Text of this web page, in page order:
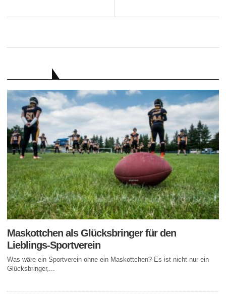
Maskottchen als Glücksbringer für den
Lieblings-Sportverein
Was wäre ein Sportverein ohne ein Maskottchen? Es ist nicht nur ein
Glücksbringer,...